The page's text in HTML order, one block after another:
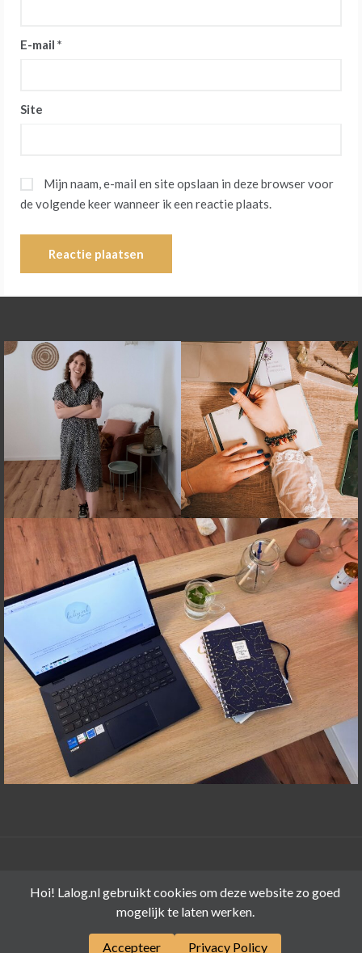
E-mail *
Site
Mijn naam, e-mail en site opslaan in deze browser voor
de volgende keer wanneer ik een reactie plaats.
Hoi! Lalog.nl gebruikt cookies om deze website zo goed
mogelijk te laten werken.
Accepteer Privacy Policy